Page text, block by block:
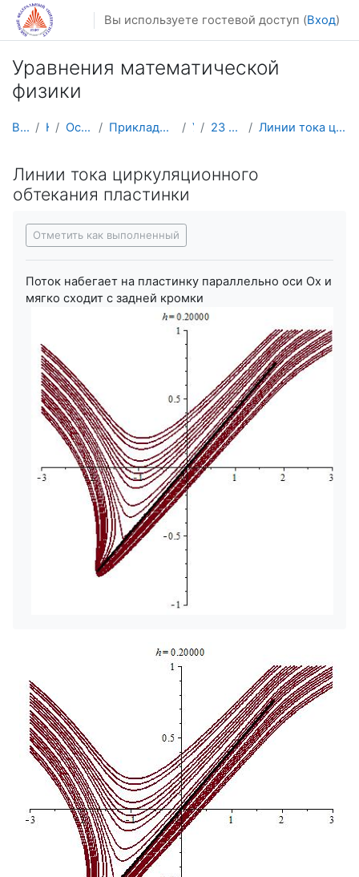
Перейти к основному содержанию
Вы используете гостевой доступ (Вход)
Уравнения математической
физики
В начало Курсы Осенний семестр Прикладная математика и информатика УМФ 23 февраля - 1 марта Линии тока циркуляционного обтекания пластинки
Линии тока циркуляционного
обтекания пластинки
Отметить как выполненный
Поток набегает на пластинку параллельно оси Ox и
мягко сходит с задней кромки